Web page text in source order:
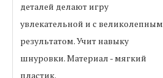
деталей делают игру
увлекательной и с великолепным
результатом. Учит навыку
шнуровки. Материал - мягкий
пластик.